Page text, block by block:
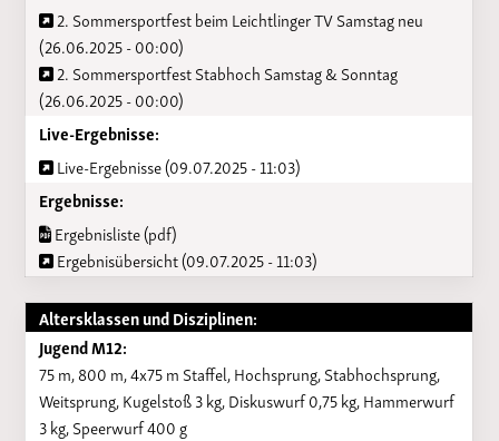
2. Sommersportfest beim Leichtlinger TV Samstag neu
(26.06.2025 - 00:00)
2. Sommersportfest Stabhoch Samstag & Sonntag
(26.06.2025 - 00:00)
Live-Ergebnisse:
Live-Ergebnisse (09.07.2025 - 11:03)
Ergebnisse:
Ergebnisliste (pdf)
Ergebnisübersicht (09.07.2025 - 11:03)
Altersklassen und Disziplinen:
Jugend M12:
75 m, 800 m, 4x75 m Staffel, Hochsprung, Stabhochsprung,
Weitsprung, Kugelstoß 3 kg, Diskuswurf 0,75 kg, Hammerwurf
3 kg, Speerwurf 400 g